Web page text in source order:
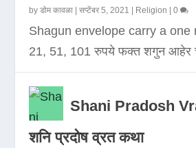
byडोम कावळा |सप्टेंबर 5, 2021 Religion |0
Shagun envelope carry a one
21, 51, 101 रुपये फक्त शगुन आहेर
Shani Pradosh
शनि प्रदोष व्रत कथा